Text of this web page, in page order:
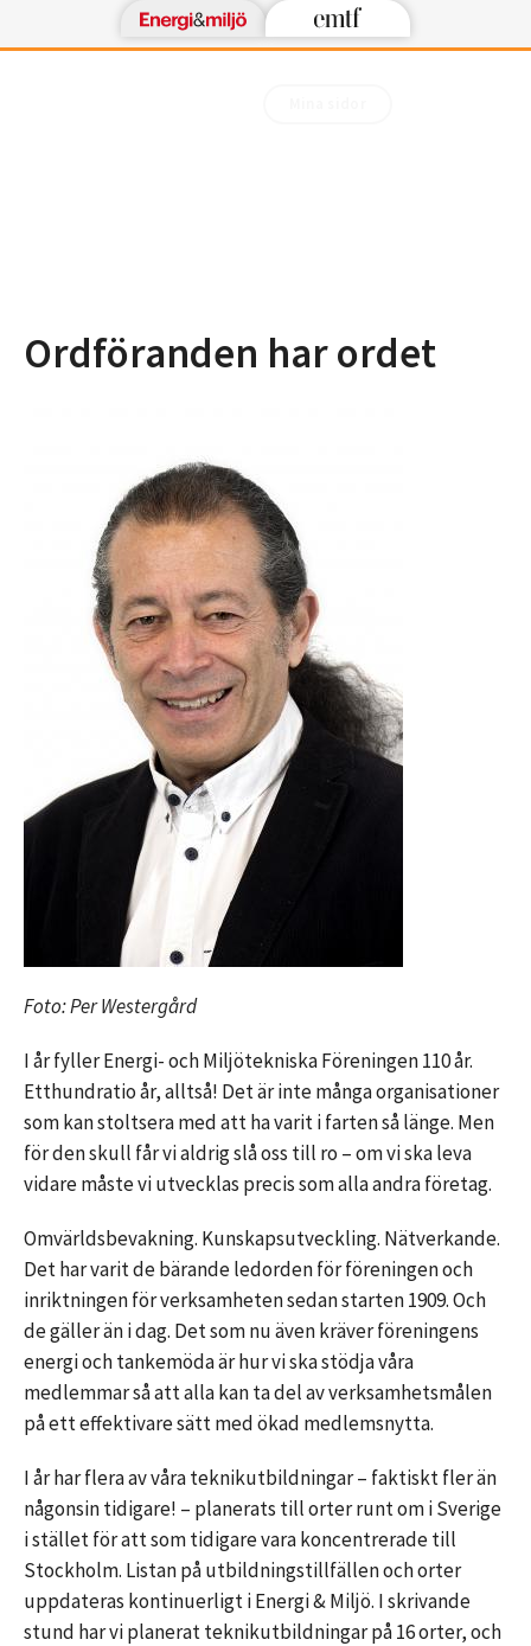
Ordföranden har ordet
Foto: Per Westergård
I år fyller Energi- och Miljötekniska Föreningen 110 år.
Etthundratio år, alltså! Det är inte många organisationer
som kan stoltsera med att ha varit i farten så länge. Men
för den skull får vi aldrig slå oss till ro – om vi ska leva
vidare måste vi utvecklas precis som alla andra företag.
Omvärldsbevakning. Kunskapsutveckling. Nätverkande.
Det har varit de bärande ledorden för föreningen och
inriktningen för verksamheten sedan starten 1909. Och
de gäller än i dag. Det som nu även kräver föreningens
energi och tankemöda är hur vi ska stödja våra
medlemmar så att alla kan ta del av verksamhetsmålen
på ett effektivare sätt med ökad medlemsnytta.
I år har flera av våra teknikutbildningar – faktiskt fler än
någonsin tidigare! – planerats till orter runt om i Sverige
i stället för att som tidigare vara koncentrerade till
Stockholm. Listan på utbildningstillfällen och orter
uppdateras kontinuerligt i Energi & Miljö. I skrivande
stund har vi planerat teknikutbildningar på 16 orter, och